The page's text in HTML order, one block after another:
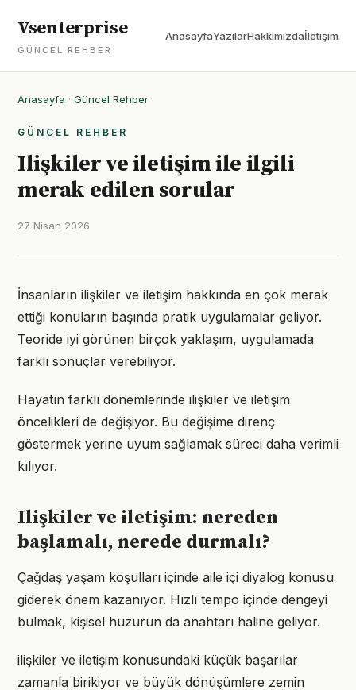
Vsenterprise
GÜNCEL REHBER
AnasayfaYazılarHakkımızdaİletişim
Anasayfa · Güncel Rehber
GÜNCEL REHBER
Ilişkiler ve iletişim ile ilgili
merak edilen sorular
27 Nisan 2026
İnsanların ilişkiler ve iletişim hakkında en çok merak
ettiği konuların başında pratik uygulamalar geliyor.
Teoride iyi görünen birçok yaklaşım, uygulamada
farklı sonuçlar verebiliyor.
Hayatın farklı dönemlerinde ilişkiler ve iletişim
öncelikleri de değişiyor. Bu değişime direnç
göstermek yerine uyum sağlamak süreci daha verimli
kılıyor.
Ilişkiler ve iletişim: nereden
başlamalı, nerede durmalı?
Çağdaş yaşam koşulları içinde aile içi diyalog konusu
giderek önem kazanıyor. Hızlı tempo içinde dengeyi
bulmak, kişisel huzurun da anahtarı haline geliyor.
ilişkiler ve iletişim konusundaki küçük başarılar
zamanla birikiyor ve büyük dönüşümlere zemin